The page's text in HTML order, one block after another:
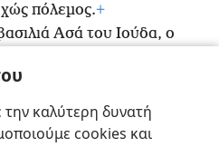
καλύτερη δυνατή
cookies και
πόλεμος.+
Ασά του Ιούδα, ο
24 χρόνια.
μάτια του Ιεχωβά
και διέπραξε την